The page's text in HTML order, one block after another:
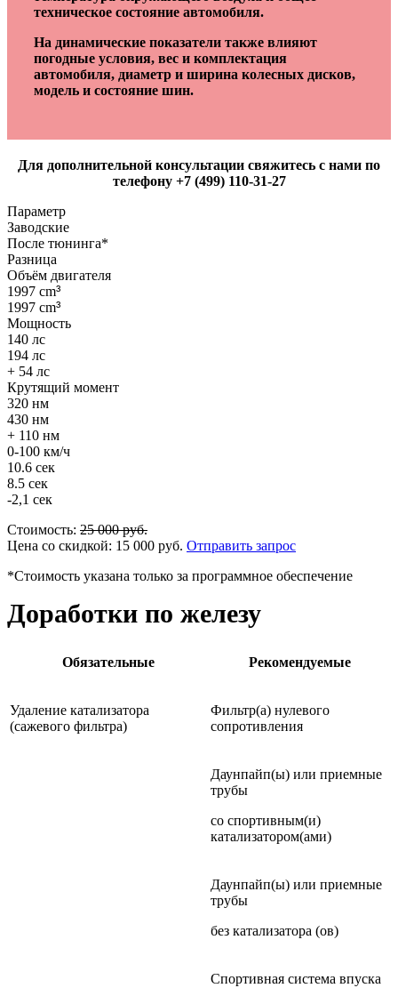
техническое состояние автомобиля.
На динамические показатели также влияют
погодные условия, вес и комплектация
автомобиля, диаметр и ширина колесных дисков,
модель и состояние шин.
Для дополнительной консультации свяжитесь с нами по
телефону +7 (499) 110-31-27
Параметр
Заводские
После тюнинга*
Разница
Объём двигателя
1997 cm³
1997 cm³
Мощность
140 лс
194 лс
+ 54 лс
Крутящий момент
320 нм
430 нм
+ 110 нм
0-100 км/ч
10.6 сек
8.5 сек
-2,1 сек
Стоимость: 25 000руб.
Цена со скидкой: 15 000 руб. Отправить запрос
*Стоимость указана только за программное обеспечение
Доработки по железу
Обязательные Рекомендуемые
Удаление катализатора
(сажевого фильтра)
Фильтр(а) нулевого
сопротивления
Даунпайп(ы) или приемные
трубы
со спортивным(и)
катализатором(ами)
Даунпайп(ы) или приемные
трубы
без катализатора (ов)
Спортивная система впуска